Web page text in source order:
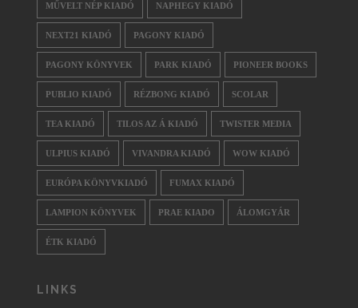
MŰVELT NÉP KIADÓ NAPHEGY KIADÓ
NEXT21 KIADÓ PAGONY KIADÓ
PAGONY KÖNYVEK PARK KIADÓ PIONEER BOOKS
PUBLIO KIADÓ RÉZBONG KIADÓ SCOLAR
TEA KIADÓ TILOS AZ Á KIADÓ TWISTER MEDIA
ULPIUS KIADÓ VIVANDRA KIADÓ WOW KIADÓ
EURÓPA KÖNYVKIADÓ FUMAX KIADÓ
LAMPION KÖNYVEK PRAE KIADO ÁLOMGYÁR
ÉTK KIADÓ
LINKS